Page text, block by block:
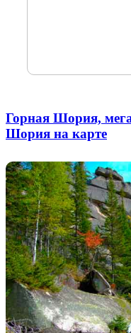
Горная Шория,
Шория на карте